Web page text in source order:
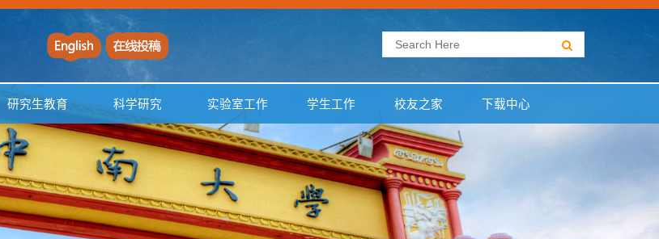
研究生教育 科学研究 实验室工作 学生工作 校友之家 下载中心